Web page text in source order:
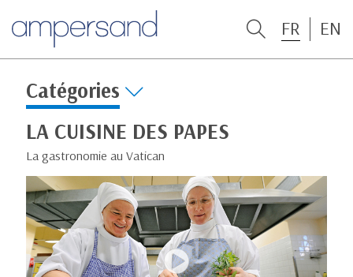
FR EN
Catégories
LA CUISINE DES PAPES
La gastronomie au Vatican